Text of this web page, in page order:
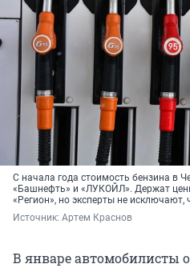
С начала года стоимость бензина в
«Башнефть» и «ЛУКОЙЛ». Держат
«Регион», но эксперты не исключают,
Источник: Артем Краснов
В январе автомобилисты